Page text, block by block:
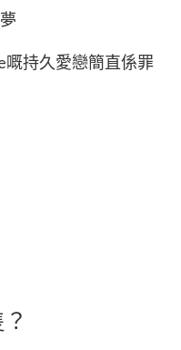
嘅持久愛戀簡直係罪